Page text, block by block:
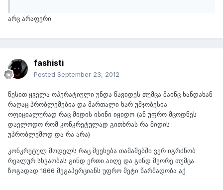
არც არაფერი
fashisti
Posted September 23, 2012
წესით ყველა ოპერატიული უნდა წავიდეს თუმცა მაინც ხანდახან
რაღაც პრობლემებია და მართალი ხარ უმჯობესია
ოფიციალურად რაც მიდის ისინი იყიდო (ან უფრო მცოდნეს
დაელოდო რომ კონკრეტულად გითხრას რა მიდის
უპრობლემოდ და რა არა)
კონკრეტულ მოდელს რაც შეეხება თამაშებში ვერ იგრძნობ
რეალურ სხვაობას გინდ ერთი აიღე და გინდ მეორე თუმცა
ზოგადად 1866 მეგაჰერციანს უფრო მეტი წარმადობა აქ